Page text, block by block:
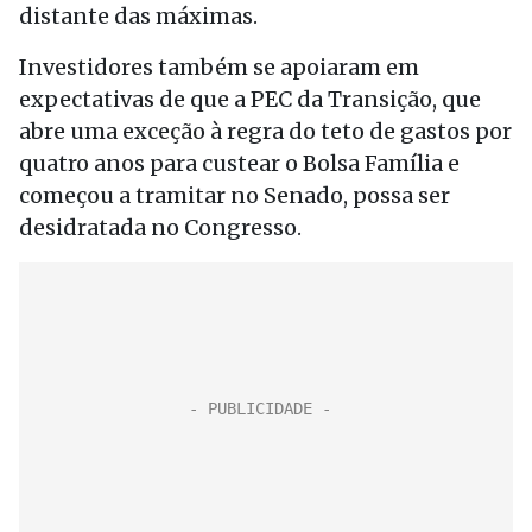
distante das máximas.
Investidores também se apoiaram em
expectativas de que a PEC da Transição, que
abre uma exceção à regra do teto de gastos por
quatro anos para custear o Bolsa Família e
começou a tramitar no Senado, possa ser
desidratada no Congresso.